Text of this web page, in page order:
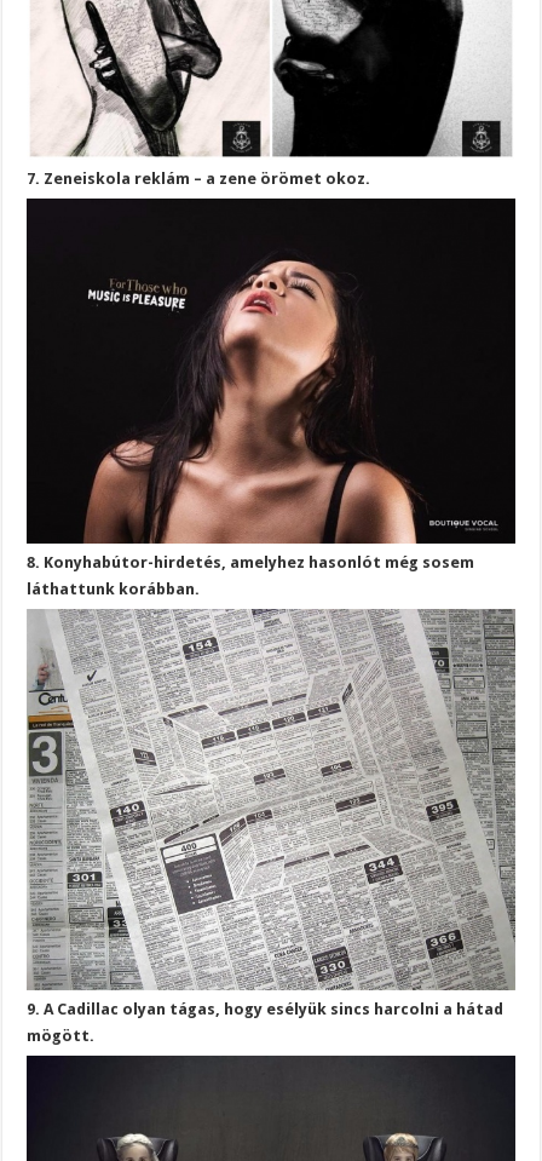
7. Zeneiskola reklám – a zene örömet okoz.
8. Konyhabútor-hirdetés, amelyhez hasonlót még sosem
láthattunk korábban.
9. A Cadillac olyan tágas, hogy esélyük sincs harcolni a hátad
mögött.